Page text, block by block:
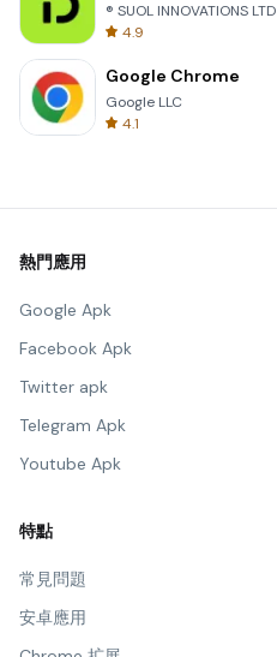
® SUOL INNOVATIONS LTD
4.9
Google Chrome
Google LLC
4.1
熱門應用
Google Apk
Facebook Apk
Twitter apk
Telegram Apk
Youtube Apk
特點
常見問題
安卓應用